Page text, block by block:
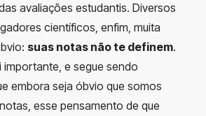
avaliações estudantis. Diversos
científicos, enfim, muita
suas notas não te definem.
importante, e segue sendo
embora seja óbvio que somos
esse pensamento de que